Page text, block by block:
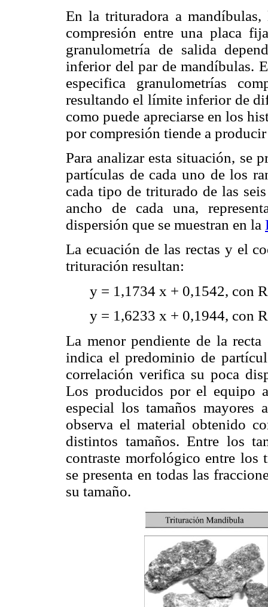
En la trituradora a
compresión entre una placa
granulometría de salida
inferior del par de mandíbulas.
especifica granulometrías
resultando el límite inferior de
como puede apreciarse en los
por compresión tiende a
Para analizar esta situación, se
partículas de cada uno de los
cada tipo de triturado de las
ancho de cada una,
dispersión que se muestran en la
La ecuación de las rectas y el
trituración resultan:
y = 1,1734 x + 0,1542, con
y = 1,6233 x + 0,1944, con
La menor pendiente de la
indica el predominio de
correlación verifica su poca
Los producidos por el equipo
especial los tamaños
observa el material obtenido
distintos tamaños. Entre los
contraste morfológico entre los
se presenta en todas las
su tamaño.